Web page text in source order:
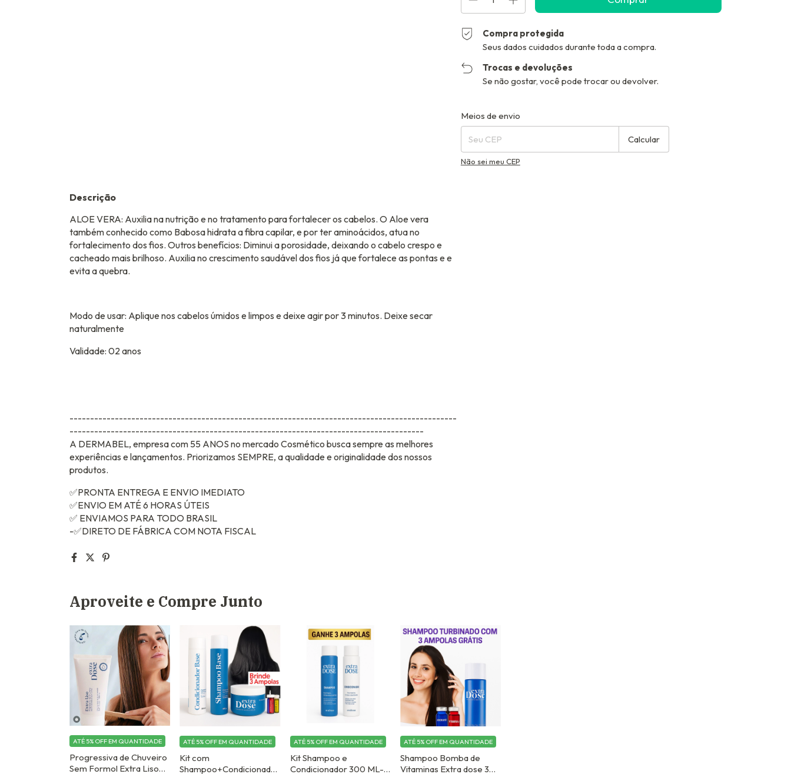
Compra protegida
Seus dados cuidados durante toda a compra.
Trocas e devoluções
Se não gostar, você pode trocar ou devolver.
Entregas para o CEP:
Meios de envio
Calcular
Não sei meu CEP
Descrição
ALOE VERA: Auxilia na nutrição e no tratamento para fortalecer os cabelos. O Aloe vera
também conhecido como Babosa hidrata a fibra capilar, e por ter aminoácidos, atua no
fortalecimento dos fios. Outros benefícios: Diminui a porosidade, deixando o cabelo crespo e
cacheado mais brilhoso. Auxilia no crescimento saudável dos fios já que fortalece as pontas e e
evita a quebra.
Modo de usar: Aplique nos cabelos úmidos e limpos e deixe agir por 3 minutos. Deixe secar
naturalmente
Validade: 02 anos
----------------------------------------------------------------------------------------------
--------------------------------------------------------------------------------------
A DERMABEL, empresa com 55 ANOS no mercado Cosmético busca sempre as melhores
experiências e lançamentos. Priorizamos SEMPRE, a qualidade e originalidade dos nossos
produtos.
✅PRONTA ENTREGA E ENVIO IMEDIATO
✅ENVIO EM ATÉ 6 HORAS ÚTEIS
✅ ENVIAMOS PARA TODO BRASIL
-✅DIRETO DE FÁBRICA COM NOTA FISCAL
Aproveite e Compre Junto
Progressiva de Chuveiro
Sem Formol Extra Liso
ATÉ 5% OFF EM QUANTIDADE
Kit com
Shampoo+Condicionador+Máscara+3
ATÉ 5% OFF EM QUANTIDADE
Kit Shampoo e
Condicionador 300 ML-
ATÉ 5% OFF EM QUANTIDADE
Shampoo Bomba de
Vitaminas Extra dose 300
ATÉ 5% OFF EM QUANTIDADE